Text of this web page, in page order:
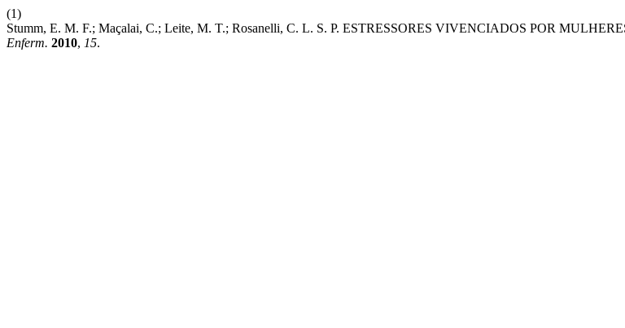
(1)
Stumm, E. M. F.; Maçalai, C.; Leite, M. T.; Rosanelli, C. L. S. P. ESTRESSORES VIVENCIADOS POR
Enferm. 2010, 15.